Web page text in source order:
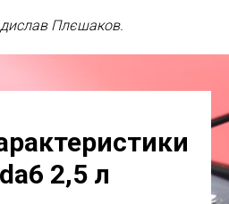
Плєшаков.
2,5 л